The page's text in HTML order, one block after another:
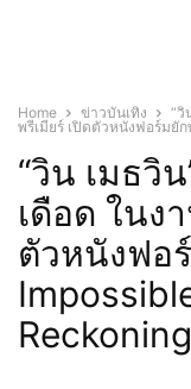
Home ข่าวบันเทิง
“วิ
พรีเมียร์ เปิดตัวหนังฟอร์มยัก
“วิน เมธวิ
เดือด ในง
ตัวหนังฟอ